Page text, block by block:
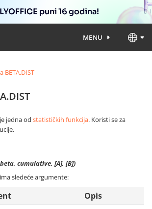
puni 16 godina!
MENU
BETA.DIST
je jedna od statističkih funkcija. Koristi se za
cumulative, [A], [B])
ima sledeće argumente:
Opis